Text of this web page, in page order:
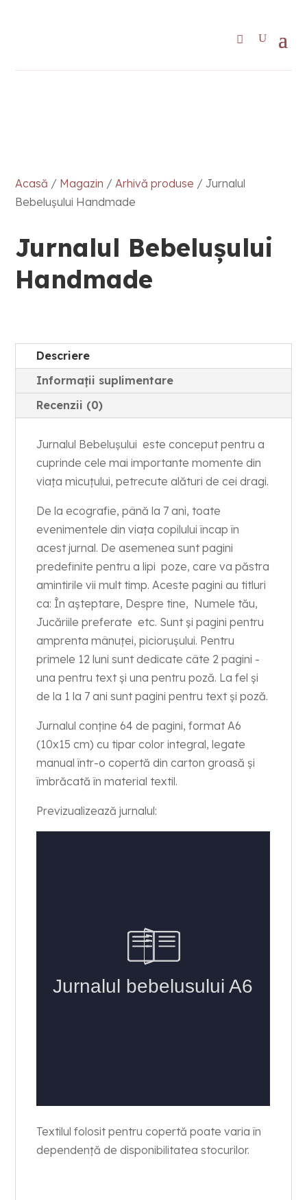
Acasă / Magazin /Arhivă produse / Jurnalul
Bebelușului Handmade
Jurnalul Bebelușului
Handmade
Descriere
Informații suplimentare
Recenzii (0)
Jurnalul Bebelușului este conceput pentru a
cuprinde cele mai importante momente din
viața micuțului, petrecute alături de cei dragi.
De la ecografie, până la 7 ani, toate
evenimentele din viața copilului încap în
acest jurnal. De asemenea sunt pagini
predefinite pentru a lipi poze, care va păstra
amintirile vii mult timp. Aceste pagini au titluri
ca: În așteptare, Despre tine, Numele tău,
Jucăriile preferate etc. Sunt și pagini pentru
amprenta mânuței, piciorușului. Pentru
primele 12 luni sunt dedicate câte 2 pagini -
una pentru text și una pentru poză. La fel și
de la 1 la 7 ani sunt pagini pentru text și poză.
Jurnalul conține 64 de pagini, format A6
(10x15 cm) cu tipar color integral, legate
manual într-o copertă din carton groasă și
îmbrăcată în material textil.
Previzualizează jurnalul:
Textilul folosit pentru copertă poate varia în
dependență de disponibilitatea stocurilor.